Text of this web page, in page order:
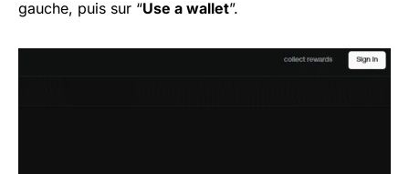
gauche, puis sur “Use a wallet”.